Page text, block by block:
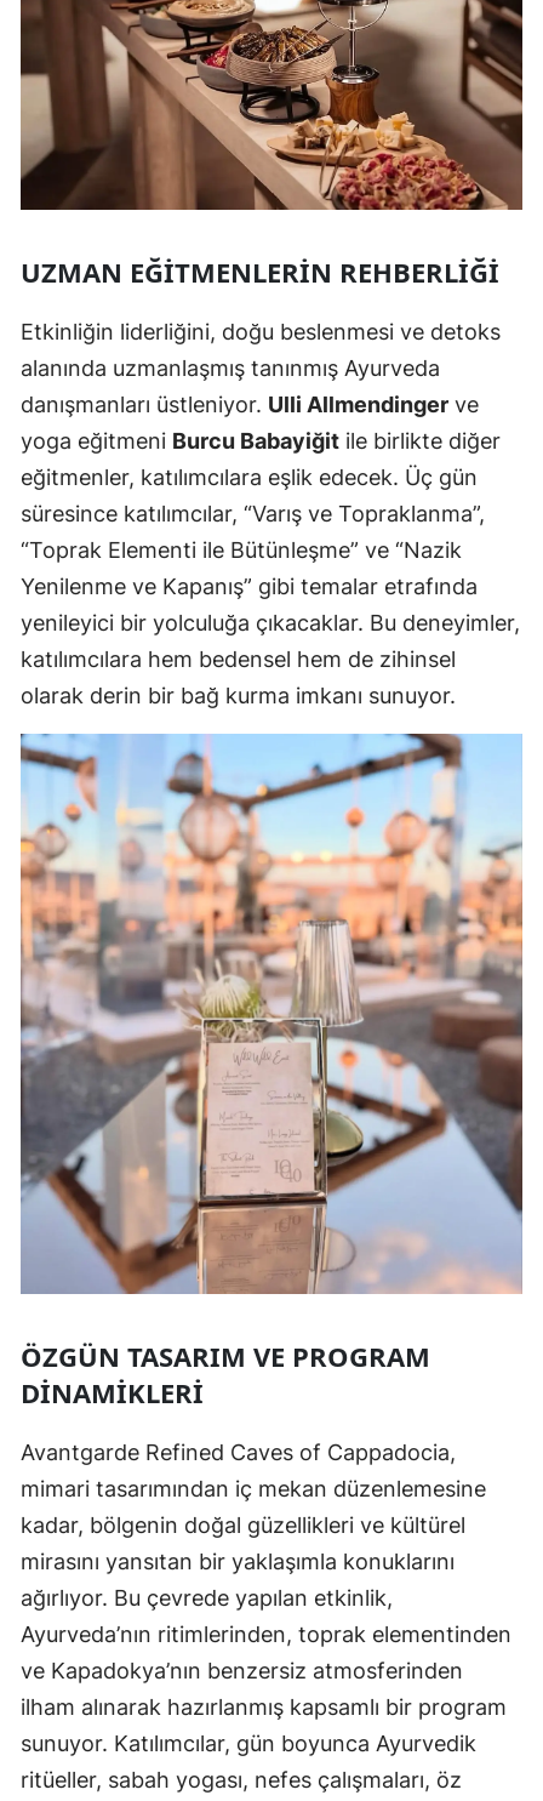
UZMAN EĞITMENLERIN REHBERLIĞI
Etkinliğin liderliğini, doğu beslenmesi ve detoks
alanında uzmanlaşmış tanınmış Ayurveda
danışmanları üstleniyor. Ulli Allmendinger ve
yoga eğitmeni Burcu Babayiğit ile birlikte diğer
eğitmenler, katılımcılara eşlik edecek. Üç gün
süresince katılımcılar, “Varış ve Topraklanma”,
“Toprak Elementi ile Bütünleşme” ve “Nazik
Yenilenme ve Kapanış” gibi temalar etrafında
yenileyici bir yolculuğa çıkacaklar. Bu deneyimler,
katılımcılara hem bedensel hem de zihinsel
olarak derin bir bağ kurma imkanı sunuyor.
ÖZGÜN TASARIM VE PROGRAM
DINAMIKLERI
Avantgarde Refined Caves of Cappadocia,
mimari tasarımından iç mekan düzenlemesine
kadar, bölgenin doğal güzellikleri ve kültürel
mirasını yansıtan bir yaklaşımla konuklarını
ağırlıyor. Bu çevrede yapılan etkinlik,
Ayurveda’nın ritimlerinden, toprak elementinden
ve Kapadokya’nın benzersiz atmosferinden
ilham alınarak hazırlanmış kapsamlı bir program
sunuyor. Katılımcılar, gün boyunca Ayurvedik
ritüeller, sabah yogası, nefes çalışmaları, öz